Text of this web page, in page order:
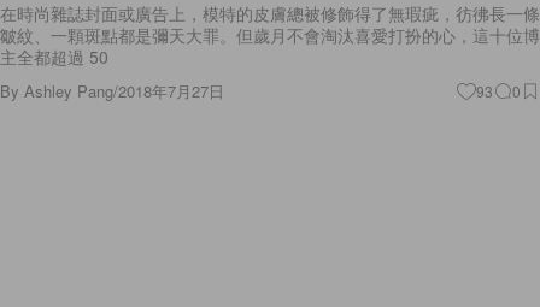
在時尚雜誌封面或廣告上，模特的皮膚總被修飾得了無瑕疵，彷彿長一條
皺紋、一顆斑點都是彌天大罪。但歲月不會淘汰喜愛打扮的心，這十位博
主全都超過 50
By Ashley Pang/2018年7月27日 93 0